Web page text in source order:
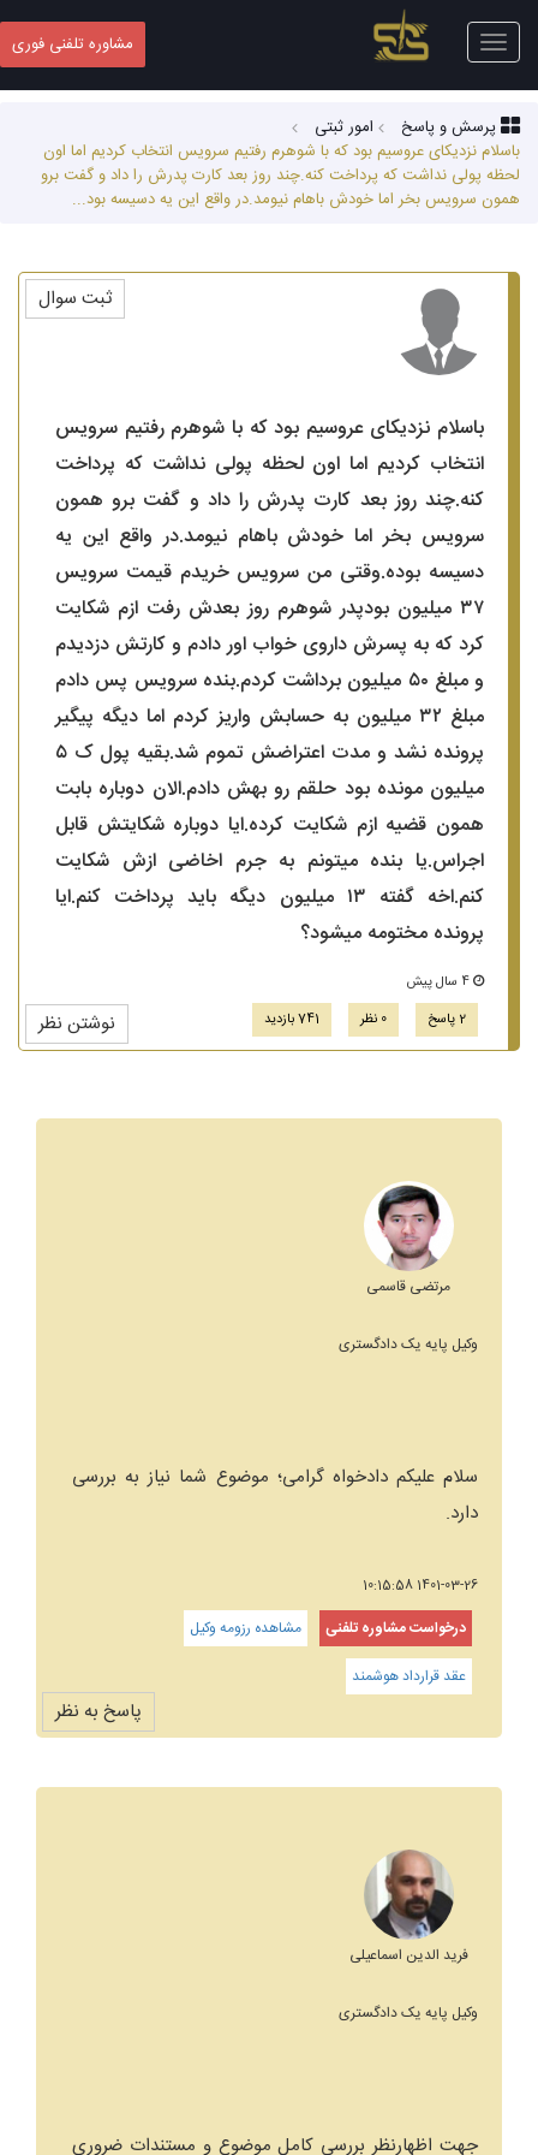
Toggle
navigation
مشاوره تلفنی فوری
پرسش و پاسخ
امور ثبتی
باسلام نزدیکای عروسیم بود که با شوهرم رفتیم سرویس انتخاب کردیم اما اون
لحظه پولی نداشت که پرداخت کنه.چند روز بعد کارت پدرش را داد و گفت برو
همون سرویس بخر اما خودش باهام نیومد.در واقع این یه دسیسه بود...
باسلام نزدیکای عروسیم بود که با شوهرم رفتیم سرویس
انتخاب کردیم اما اون لحظه پولی نداشت که پرداخت
کنه.چند روز بعد کارت پدرش را داد و گفت برو همون
سرویس بخر اما خودش باهام نیومد.در واقع این یه
دسیسه بوده.وقتی من سرویس خریدم قیمت سرویس
۳۷ میلیون بودپدر شوهرم روز بعدش رفت ازم شکایت
کرد که به پسرش داروی خواب اور دادم و کارتش دزدیدم
و مبلغ ۵۰ میلیون برداشت کردم.بنده سرویس پس دادم
مبلغ ۳۲ میلیون به حسابش واریز کردم اما دیگه پیگیر
پرونده نشد و مدت اعتراضش تموم شد.بقیه پول ک ۵
میلیون مونده بود حلقم رو بهش دادم.الان دوباره بابت
همون قضیه ازم شکایت کرده.ایا دوباره شکایتش قابل
اجراس.یا بنده میتونم به جرم اخاضی ازش شکایت
کنم.اخه گفته ۱۳ میلیون دیگه باید پرداخت کنم.ایا
پرونده مختومه میشود؟
2 پاسخ
0 نظر 741 بازدید نوشتن نظر
ثبت سوال
مرتضی قاسمی
وکیل پایه یک دادگستری
سلام علیکم دادخواه گرامی؛ موضوع شما نیاز به بررسی
دارد.
1401-03-26 10:15:58
درخواست مشاوره تلفنی
مشاهده رزومه وکیل
عقد قرارداد هوشمند
پاسخ به نظر
فرید الدین اسماعیلی
وکیل پایه یک دادگستری
جهت اظهارنظر بررسی کامل موضوع و مستندات ضروری